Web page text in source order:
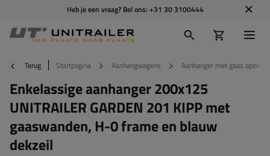
Heb je een vraag? Bel ons: +31 30 3100444
Terug Startpagina Aanhangwagens Aanhanger met gaas
Enkelassige aanhanger 200x125
UNITRAILER GARDEN 201 KIPP met
gaaswanden, H-0 frame en blauw
dekzeil